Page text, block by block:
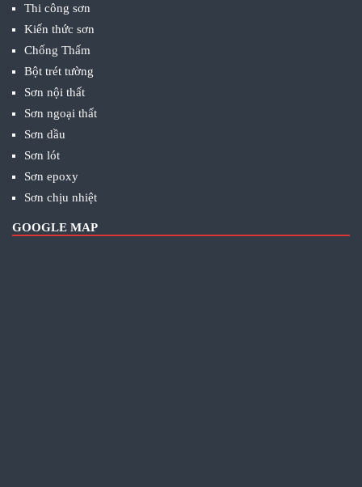
Thi công sơn
Kiến thức sơn
Chống Thấm
Bột trét tường
Sơn nội thất
Sơn ngoại thất
Sơn dầu
Sơn lót
Sơn epoxy
Sơn chịu nhiệt
GOOGLE MAP